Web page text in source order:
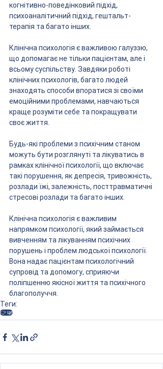
когнітивно-поведінковий підхід,
психоаналітичний підхід, гештальт-
терапія та багато інших.
Клінічна психологія є важливою галуззю,
що допомагає не тільки пацієнтам, але і
всьому суспільству. Завдяки роботі
клінічних психологів, багато людей
знаходять способи впоратися зі своїми
емоційними проблемами, навчаються
краще розуміти себе та покращувати
своє життя.
Будь-які проблеми з психічним станом
можуть бути розглянуті та лікуватись в
рамках клінічної психології, що включає
такі порушення, як депресія, тривожність,
розлади їжі, залежність, посттравматичні
стресові розлади та багато інших.
Клінічна психологія є важливим
напрямком психології, який займається
вивченням та лікуванням психічних
порушень і проблем людської психології.
Вона надає пацієнтам психологічний
супровід та допомогу, сприяючи
поліпшенню якісної життя та психічного
благополуччя.
Теги:
👉 це